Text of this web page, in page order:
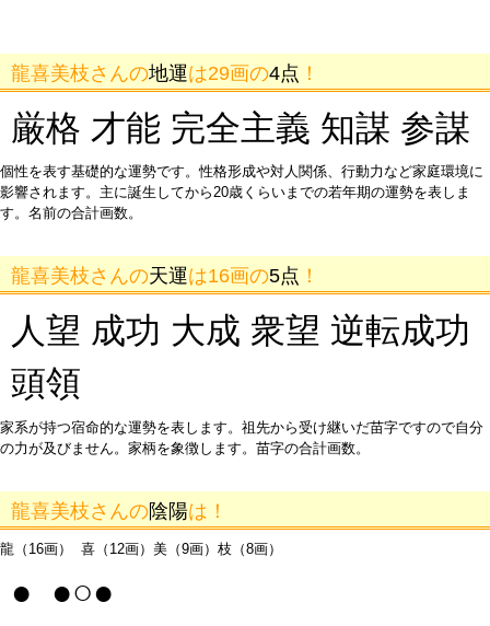
龍喜美枝さんの地運は29画の4点 ！
厳格 才能 完全主義 知謀 参謀
個性を表す基礎的な運勢です。性格形成や対人関係、行動力など家庭環境に
影響されます。主に誕生してから20歳くらいまでの若年期の運勢を表しま
す。名前の合計画数。
龍喜美枝さんの天運は16画の5点 ！
人望 成功 大成 衆望 逆転成功
頭領
家系が持つ宿命的な運勢を表します。祖先から受け継いだ苗字ですので自分
の力が及びません。家柄を象徴します。苗字の合計画数。
龍喜美枝さんの陰陽は！
龍（16画） 喜（12画）美（9画）枝（8画）
● ●○●